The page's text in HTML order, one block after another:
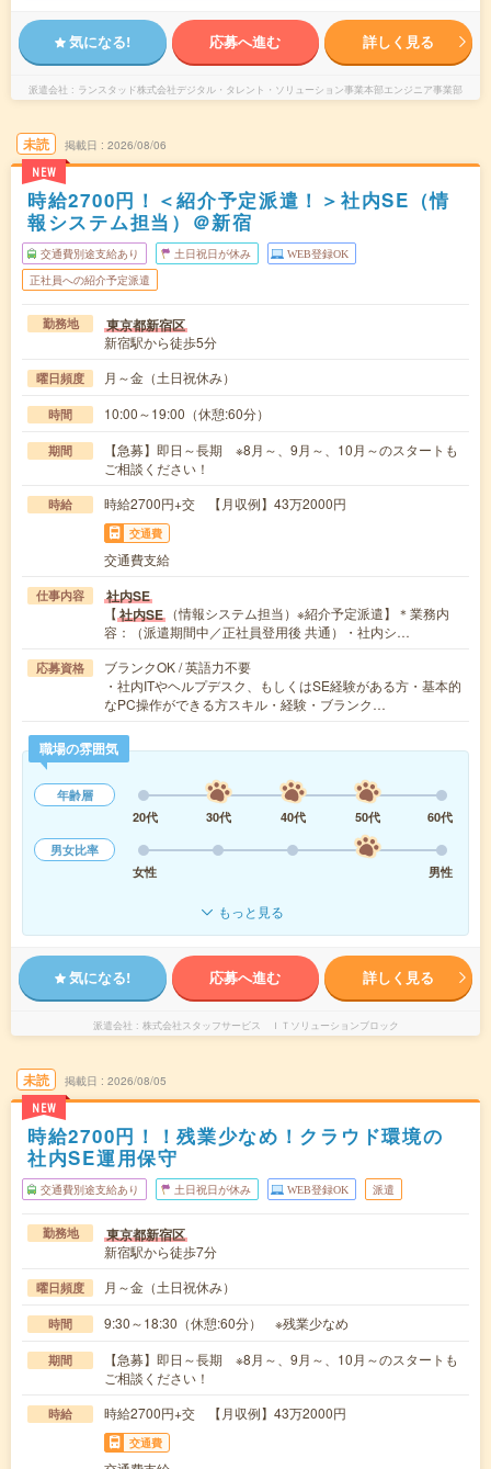
気になる! 応募へ進む 詳しく見る
派遣会社 ランスタッド株式会社デジタル・タレント・ソリューション事業本部エンジニア事業部
未読
NEW
掲載日 2026/08/06
時給2700円！＜紹介予定派遣！＞社内SE（情
報システム担当）＠新宿
交通費別途支給あり 土日祝日が休み WEB登録OK
正社員への紹介予定派遣
勤務地 東京都新宿区
新宿駅から徒歩5分
曜日頻度 月～金（土日祝休み）
時間 10:00～19:00（休憩:60分）
期間
【急募】即日～長期 ※8月～、9月～、10月～のスタートも
ご相談ください！
時給 時給2700円+交 【月収例】43万2000円
交通費
交通費支給
仕事内容 社内SE
【社内SE （情報システム担当）※紹介予定派遣】＊業務内
容：（派遣期間中／正社員登用後 共通）・社内シ…
応募資格
ブランクOK / 英語力不要
・社内ITやヘルプデスク、もしくはSE経験がある方・基本的
なPC操作ができる方スキル・経験・ブランク…
職場の雰囲気
年齢層
20代
30代 40代 50代
60代
男女比率
女性
男性
もっと見る
気になる! 応募へ進む 詳しく見る
派遣会社 株式会社スタッフサービス ＩＴソリューションブロック
未読
NEW
掲載日 2026/08/05
時給2700円！！残業少なめ！クラウド環境の
社内SE運用保守
交通費別途支給あり 土日祝日が休み WEB登録OK 派遣
勤務地 東京都新宿区
新宿駅から徒歩7分
曜日頻度 月～金（土日祝休み）
時間 9:30～18:30（休憩:60分） ※残業少なめ
期間
【急募】即日～長期 ※8月～、9月～、10月～のスタートも
ご相談ください！
時給 時給2700円+交 【月収例】43万2000円
交通費